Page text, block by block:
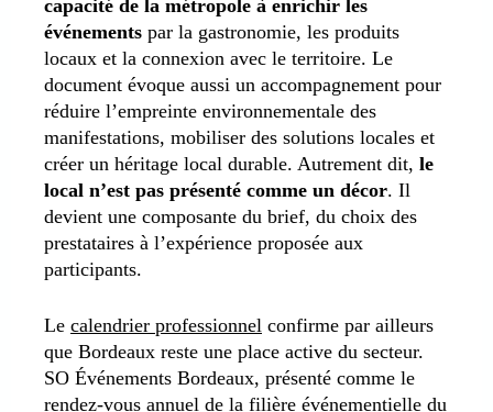
capacité de la métropole à enrichir les
événements par la gastronomie, les produits
locaux et la connexion avec le territoire. Le
document évoque aussi un accompagnement pour
réduire l’empreinte environnementale des
manifestations, mobiliser des solutions locales et
créer un héritage local durable. Autrement dit, le
local n’est pas présenté comme un décor. Il
devient une composante du brief, du choix des
prestataires à l’expérience proposée aux
participants.
Le calendrier professionnel confirme par ailleurs
que Bordeaux reste une place active du secteur.
SO Événements Bordeaux, présenté comme le
rendez-vous annuel de la filière événementielle du